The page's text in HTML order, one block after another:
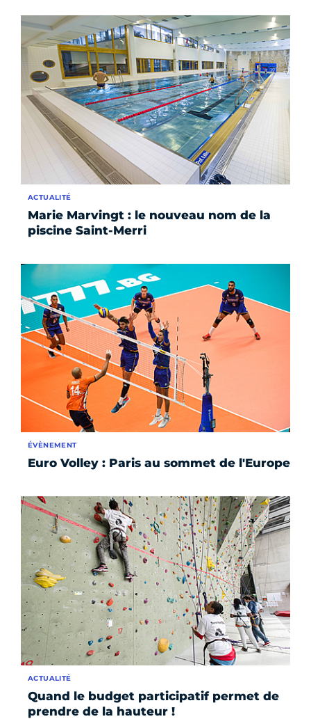
Marie Marvingt : le nouveau nom de la
piscine Saint-Merri
ACTUALITÉ
Euro Volley : Paris au sommet de l'Europe
ÉVÈNEMENT
Quand le budget participatif permet de
prendre de la hauteur !
ACTUALITÉ